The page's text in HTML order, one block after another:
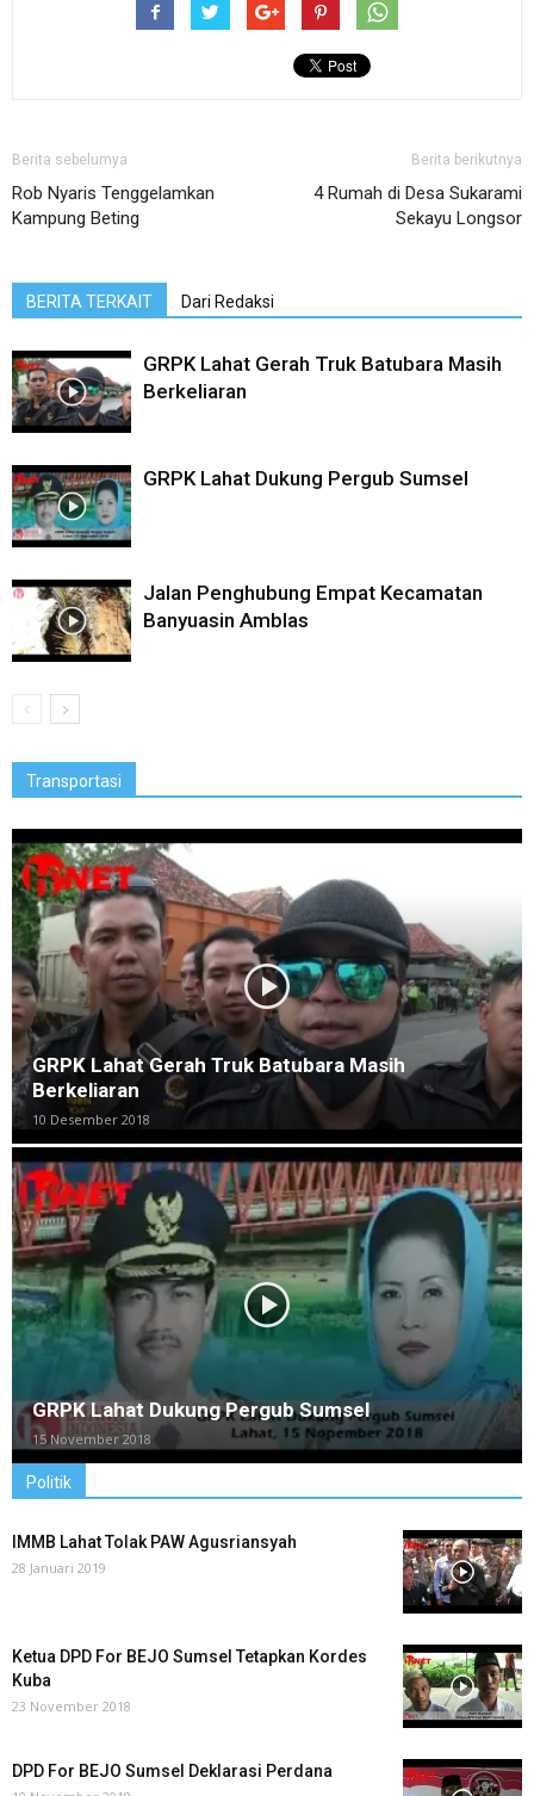
Berita sebelumya
Rob Nyaris Tenggelamkan
Kampung Beting
Berita berikutnya
4 Rumah di Desa Sukarami
Sekayu Longsor
BERITA TERKAIT Dari Redaksi
GRPK Lahat Gerah Truk Batubara Masih
Berkeliaran
GRPK Lahat Dukung Pergub Sumsel
Jalan Penghubung Empat Kecamatan
Banyuasin Amblas
Transportasi
GRPK Lahat Gerah Truk Batubara Masih
Berkeliaran
10 Desember 2018
GRPK Lahat Dukung Pergub Sumsel
15 November 2018
Politik
IMMB Lahat Tolak PAW Agusriansyah
28 Januari 2019
Ketua DPD For BEJO Sumsel Tetapkan Kordes
Kuba
23 November 2018
DPD For BEJO Sumsel Deklarasi Perdana